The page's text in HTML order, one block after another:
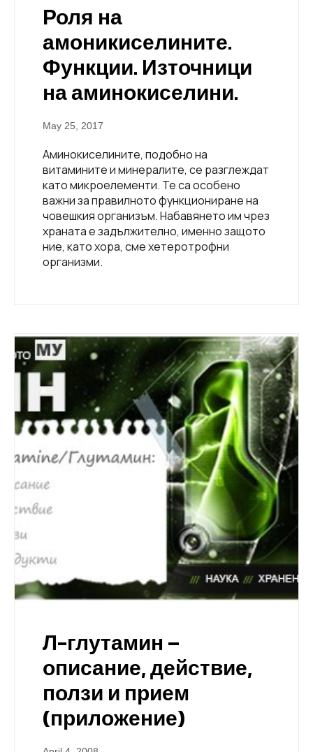
Роля на
амоникиселините.
Функции. Източници
на аминокиселини.
May 25, 2017
Аминокиселините, подобно на
витамините и минералите, се разглеждат
като микроелементи. Те са особено
важни за правилното функциониране на
човешкия организъм. Набавянето им чрез
храната е задължително, именно защото
ние, като хора, сме хетеротрофни
организми.
Л-глутамин –
описание, действие,
ползи и прием
(приложение)